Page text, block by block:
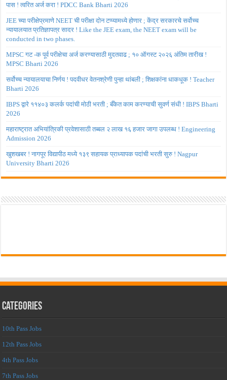
पास ! त्वरित अर्ज करा ! PDCC Bank Bharti 2026
JEE च्या परीक्षेप्रमाणे NEET ची परीक्षा दोन टप्प्यामध्ये होणार ; केंद्र सरकारचे सर्वोच्च
न्यायालयात प्रतिज्ञापत्र सादर ! Like the JEE exam, the NEET exam will be
conducted in two phases.
MPSC गट -क पूर्व परीक्षेचा अर्ज करण्यासाठी मुदतवाढ ; १० ऑगस्ट २०२६ अंतिम तारीख !
MPSC Bharti 2026
सर्वोच्च न्यायालयाचा निर्णय ! पदवीधर वेतनश्रेणी पुन्हा थांबली ; शिक्षकांना धाकधूक ! Teacher
Bharti 2026
IBPS द्वारे ११४०३ कलर्क पदांची मोठी भरती ; बँकेत काम करण्याची सुवर्ण संधी ! IBPS Bharti
2026
महाराष्ट्रात अभियांत्रिकी प्रवेशासाठी तब्बल २ लाख १६ हजार जागा उपलब्ध ! Engineering
Admission 2026
खुशखबर ! नागपूर विद्यापीठ मध्ये १३९ सहायक प्राध्यापक पदांची भरती सुरु ! Nagpur
University Bharti 2026
Categories
10th Pass Jobs
12th Pass Jobs
4th Pass Jobs
7th Pass Jobs